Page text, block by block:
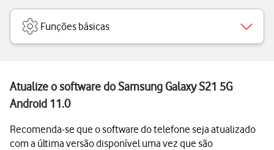
Funções básicas
Atualize o software do Samsung Galaxy S21 5G
Android 11.0
Recomenda-se que o software do telefone seja atualizado
com a última versão disponível uma vez que são